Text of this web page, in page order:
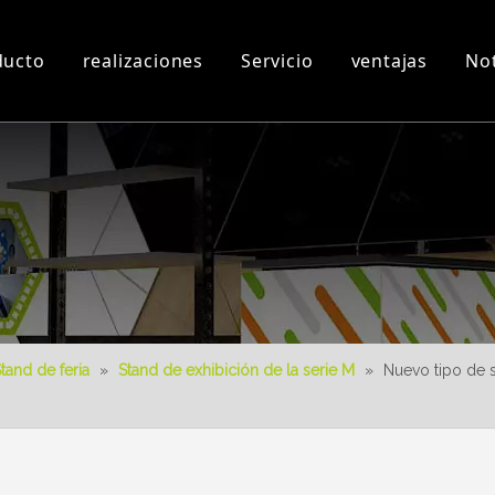
Taller y Equipos
Videos 3D
realizaciones Servicio ventajas
Nuevo producto
de feria » Stand de exhibición de la serie M »
Nuevo tipo de